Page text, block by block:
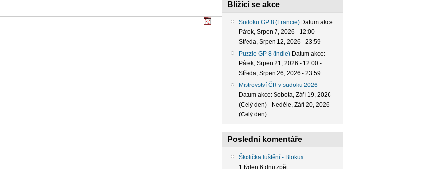
Blížící se akce
Sudoku GP 8 (Francie) Datum akce:
Pátek, Srpen 7, 2026 - 12:00 -
Středa, Srpen 12, 2026 - 23:59
Puzzle GP 8 (Indie) Datum akce:
Pátek, Srpen 21, 2026 - 12:00 -
Středa, Srpen 26, 2026 - 23:59
Mistrovství ČR v sudoku 2026
Datum akce: Sobota, Září 19, 2026
(Celý den) - Neděle, Září 20, 2026
(Celý den)
Poslední komentáře
Školička luštění - Blokus
1 týden 6 dnů zpět